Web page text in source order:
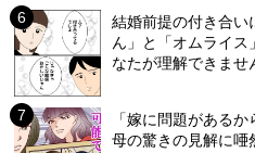
結婚前提の付き合
ん」と「オムライス
なたが理解できませ
「嫁に問題がある
母の驚きの見解に